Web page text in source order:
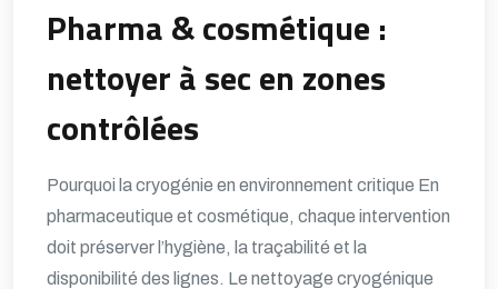
Pharma & cosmétique :
nettoyer à sec en zones
contrôlées
Pourquoi la cryogénie en environnement critique En
pharmaceutique et cosmétique, chaque intervention
doit préserver l’hygiène, la traçabilité et la
disponibilité des lignes. Le nettoyage cryogénique